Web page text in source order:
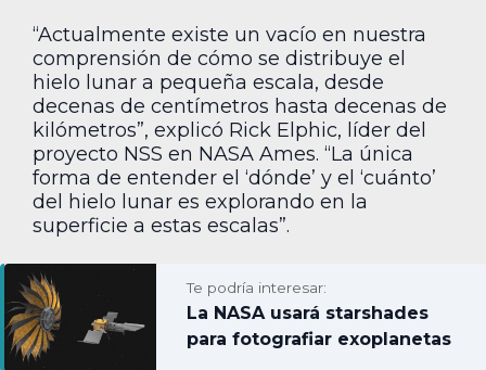
“Actualmente existe un vacío en nuestra
comprensión de cómo se distribuye el
hielo lunar a pequeña escala, desde
decenas de centímetros hasta decenas de
kilómetros”, explicó Rick Elphic, líder del
proyecto NSS en NASA Ames. “La única
forma de entender el ‘dónde’ y el ‘cuánto’
del hielo lunar es explorando en la
superficie a estas escalas”.
Te podría interesar:
La NASA usará starshades
para fotografiar exoplanetas